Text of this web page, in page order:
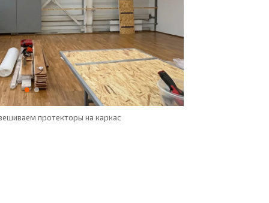
протекторы на каркас